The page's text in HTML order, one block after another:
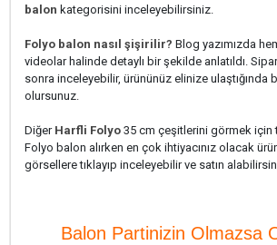
balon kategorisini inceleyebilirsiniz.
Folyo balon nasıl şişirilir? Blog yazımızda
videolar halinde detaylı bir şekilde anlatıldı.
sonra inceleyebilir, ürününüz elinize ulaştığında
olursunuz.
Diğer Harfli Folyo 35 cm çeşitlerini görmek için
Folyo balon alırken en çok ihtiyacınız olacak
görsellere tıklayıp inceleyebilir ve satın
Balon Partinizin Olmazsa